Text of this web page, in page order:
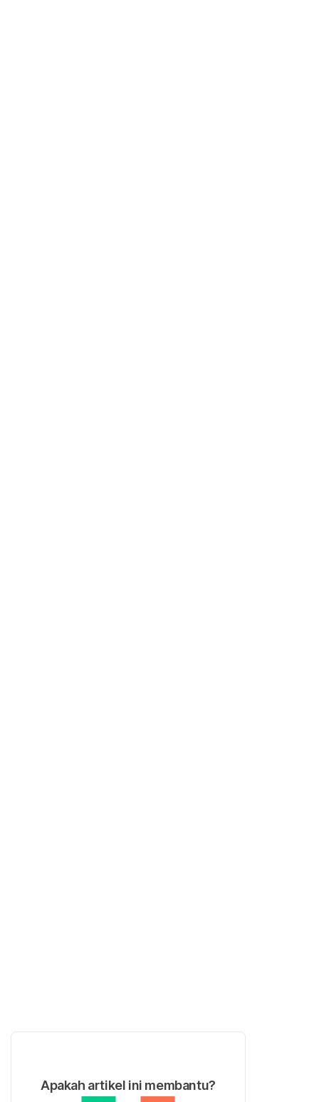
Apakah artikel ini membantu?